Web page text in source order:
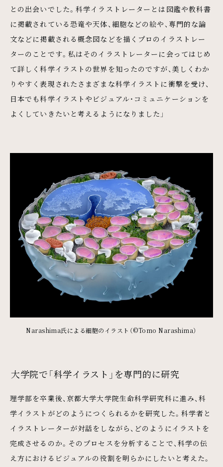
との出会いでした。科学イラストレーターとは図鑑や教科書
に掲載されている恐竜や天体、細胞などの絵や、専門的な論
文などに掲載される概念図などを描くプロのイラストレー
ターのことです。私はそのイラストレーターに会ってはじめ
て詳しく科学イラストの世界を知ったのですが、美しくわか
りやすく表現されたさまざまな科学イラストに衝撃を受け、
日本でも科学イラストやビジュアル・コミュニケーションを
よくしていきたいと考えるようになりました」
Narashima氏による細胞のイラスト（©Tomo Narashima）
大学院で「科学イラスト」を専門的に研究
理学部を卒業後、京都大学大学院生命科学研究科に進み、科
学イラストがどのようにつくられるかを研究した。科学者と
イラストレーターが対話をしながら、どのようにイラストを
完成させるのか。そのプロセスを分析することで、科学の伝
え方におけるビジュアルの役割を明らかにしたいと考えた。